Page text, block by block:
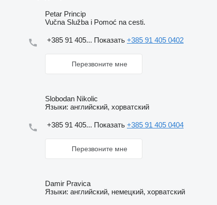
Petar Princip
Vučna Služba i Pomoć na cesti.
+385 91 405... Показать +385 91 405 0402
Перезвоните мне
Slobodan Nikolic
Языки: английский, хорватский
+385 91 405... Показать +385 91 405 0404
Перезвоните мне
Damir Pravica
Языки: английский, немецкий, хорватский